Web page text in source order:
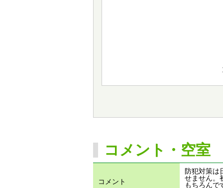
コメント・空室
コメント
防犯対策は
せません。
もちろんで